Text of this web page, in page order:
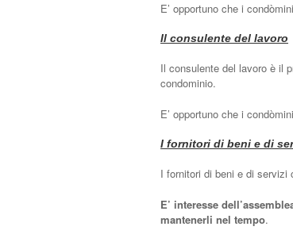
E’ opportuno che i
Il consulente del lavoro
Il consulente del lavoro è il
condominio.
E’ opportuno che i
I fornitori di beni e di
I fornitori di beni e di servizi
E’ interesse
mantenerli nel tempo.